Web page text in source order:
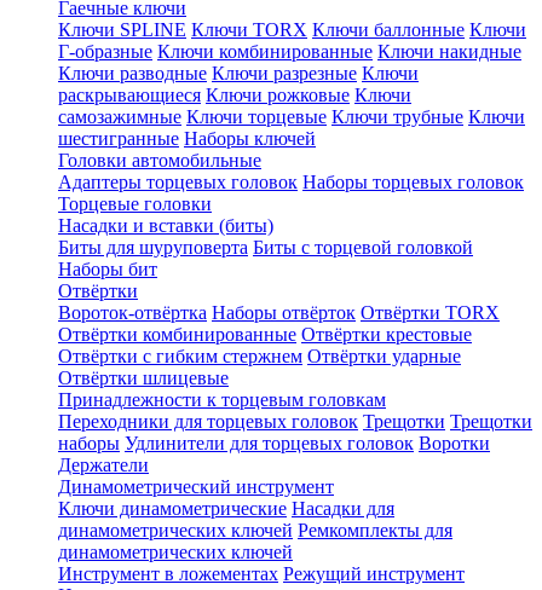
Гаечные ключи
Ключи SPLINE Ключи TORX Ключи баллонные Ключи
Г-образные Ключи комбинированные Ключи накидные
Ключи разводные Ключи разрезные Ключи
раскрывающиеся Ключи рожковые Ключи
самозажимные Ключи торцевые Ключи трубные Ключи
шестигранные Наборы ключей
Головки автомобильные
Адаптеры торцевых головок Наборы торцевых головок
Торцевые головки
Насадки и вставки (биты)
Биты для шуруповерта Биты с торцевой головкой
Наборы бит
Отвёртки
Вороток-отвёртка Наборы отвёрток Отвёртки TORX
Отвёртки комбинированные Отвёртки крестовые
Отвёртки с гибким стержнем Отвёртки ударные
Отвёртки шлицевые
Принадлежности к торцевым головкам
Переходники для торцевых головок Трещотки Трещотки
наборы Удлинители для торцевых головок Воротки
Держатели
Динамометрический инструмент
Ключи динамометрические Насадки для
динамометрических ключей Ремкомплекты для
динамометрических ключей
Инструмент в ложементах Режущий инструмент